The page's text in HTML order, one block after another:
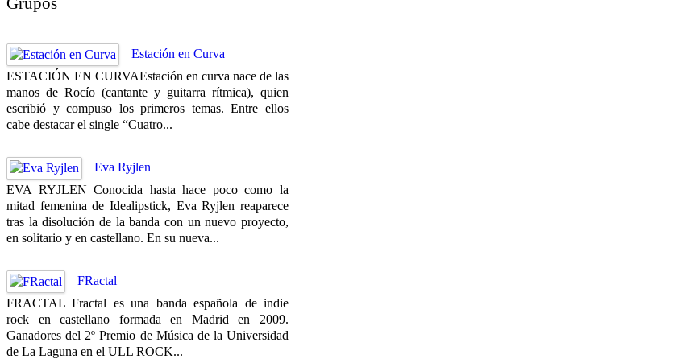
Estación en Curva
ESTACIÓN EN CURVAEstación en curva nace de las
manos de Rocío (cantante y guitarra rítmica), quien
escribió y compuso los primeros temas. Entre ellos
cabe destacar el single “Cuatro...
Eva Ryjlen
EVA RYJLEN Conocida hasta hace poco como la
mitad femenina de Idealipstick, Eva Ryjlen reaparece
tras la disolución de la banda con un nuevo proyecto,
en solitario y en castellano. En su nueva...
FRactal
FRACTAL Fractal es una banda española de indie
rock en castellano formada en Madrid en 2009.
Ganadores del 2º Premio de Música de la Universidad
de La Laguna en el ULL ROCK...